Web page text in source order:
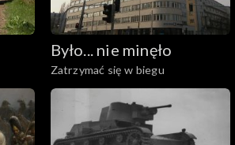
Było... nie minęło
Zatrzymać się w biegu